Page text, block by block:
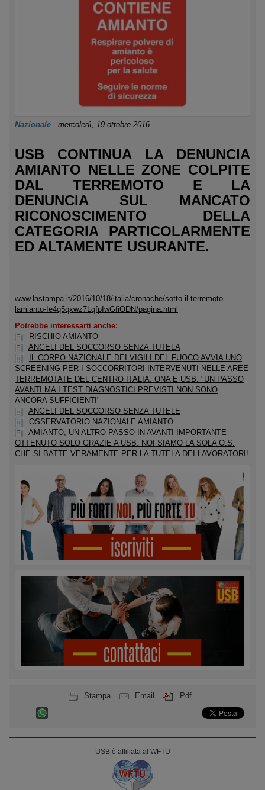
Nazionale - mercoledì, 19 ottobre 2016
USB CONTINUA LA DENUNCIA
AMIANTO NELLE ZONE COLPITE
DAL TERREMOTO E LA
DENUNCIA SUL MANCATO
RICONOSCIMENTO DELLA
CATEGORIA PARTICOLARMENTE
ED ALTAMENTE USURANTE.
www.lastampa.it/2016/10/18/italia/cronache/sotto-il-terremoto-
lamianto-Ie4q5qxwz7LqfpIwGfiODN/pagina.html
Potrebbe interessarti anche:
RISCHIO AMIANTO
ANGELI DEL SOCCORSO SENZA TUTELA
IL CORPO NAZIONALE DEI VIGILI DEL FUOCO AVVIA UNO
SCREENING PER I SOCCORRITORI INTERVENUTI NELLE AREE
TERREMOTATE DEL CENTRO ITALIA. ONA E USB: "UN PASSO
AVANTI MA I TEST DIAGNOSTICI PREVISTI NON SONO
ANCORA SUFFICIENTI"
ANGELI DEL SOCCORSO SENZA TUTELE
OSSERVATORIO NAZIONALE AMIANTO
AMIANTO, UN ALTRO PASSO IN AVANTI IMPORTANTE
OTTENUTO SOLO GRAZIE A USB. NOI SIAMO LA SOLA O.S.
CHE SI BATTE VERAMENTE PER LA TUTELA DEI LAVORATORI!
Stampa Email Pdf
USB è affiliata al WFTU